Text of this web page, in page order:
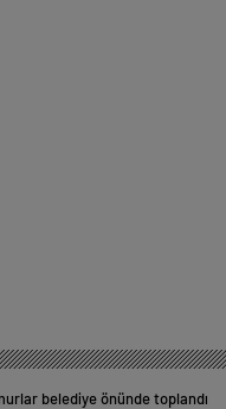
belediye önünde toplandı